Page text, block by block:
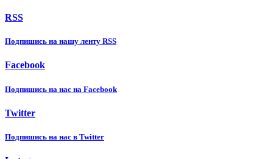
RSS
Подпишиcь на нашу ленту RSS
Facebook
Подпишиcь на нас на Facebook
Twitter
Подпишиcь на нас в Twitter